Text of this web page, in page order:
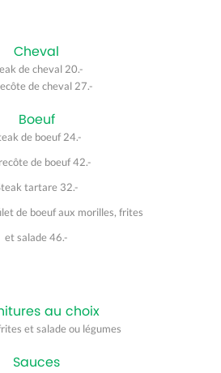
Cheval
de cheval 20.-
de cheval 27.-
Boeuf
de boeuf 24.-
de boeuf 42.-
tartare 32.-
de boeuf aux morilles, frites
et salade 46.-
au choix
et salade ou légumes
Sauces